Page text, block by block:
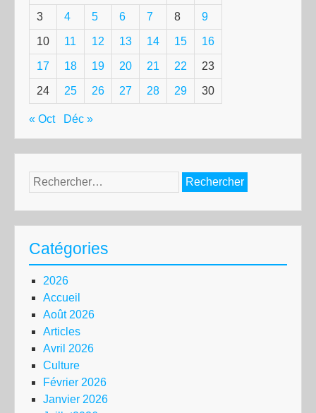
3 4 5 6 7 8 9
10 11 12 13 14 15 16
17 18 19 20 21 22 23
24 25 26 27 28 29 30
« Oct Déc »
Rechercher :
Catégories
2026
Accueil
Août 2026
Articles
Avril 2026
Culture
Février 2026
Janvier 2026